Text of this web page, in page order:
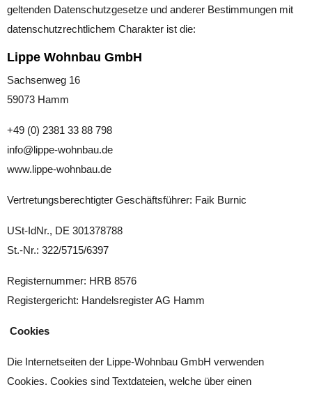
geltenden Datenschutzgesetze und anderer Bestimmungen mit
datenschutzrechtlichem Charakter ist die:
Lippe Wohnbau GmbH
Sachsenweg 16
59073 Hamm
+49 (0) 2381 33 88 798
info@lippe-wohnbau.de
www.lippe-wohnbau.de
Vertretungsberechtigter Geschäftsführer: Faik Burnic
USt-IdNr., DE 301378788
St.-Nr.: 322/5715/6397
Registernummer: HRB 8576
Registergericht: Handelsregister AG Hamm
Cookies
Die Internetseiten der Lippe-Wohnbau GmbH verwenden
Cookies. Cookies sind Textdateien, welche über einen